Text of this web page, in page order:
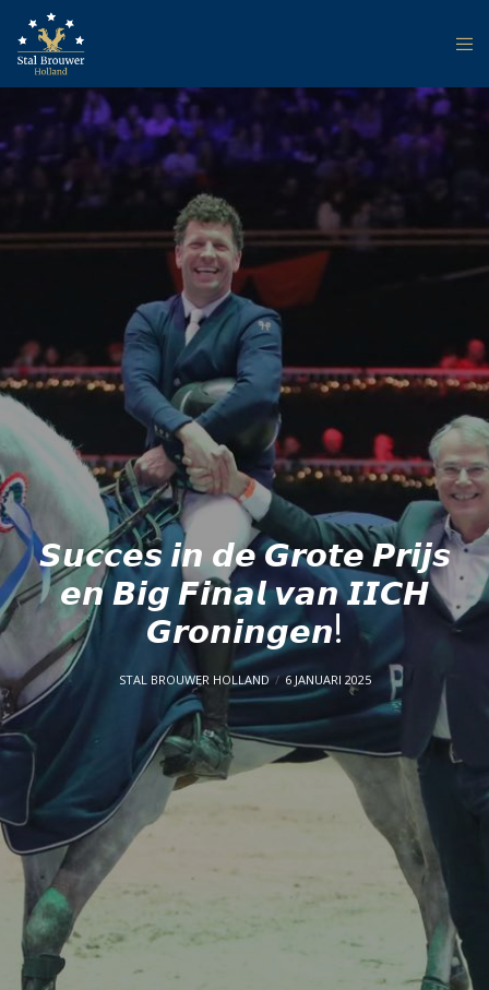
𝙎𝙪𝙘𝙘𝙚𝙨 𝙞𝙣 𝙙𝙚 𝙂𝙧𝙤𝙩𝙚 𝙋𝙧𝙞𝙟𝙨
𝙚𝙣 𝘽𝙞𝙜 𝙁𝙞𝙣𝙖𝙡 𝙫𝙖𝙣 𝙄𝙄𝘾𝙃
𝙂𝙧𝙤𝙣𝙞𝙣𝙜𝙚𝙣!
STAL BROUWER HOLLAND 6 JANUARI 2025